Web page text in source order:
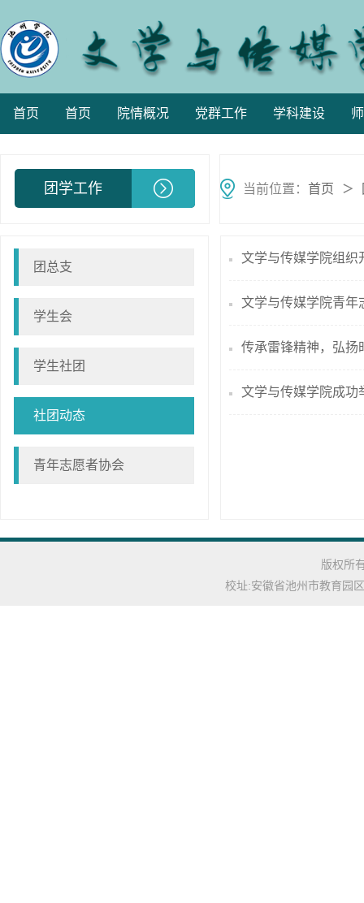
首页 首页 院情概况 党群工作 学科建设
团学工作 当前位置： 首页 ＞
团总支
学生会
学生社团
社团动态
青年志愿者协会
文学与传媒学院组织
文学与传媒学院青年
传承雷锋精神，弘
文学与传媒学院成功
版权所
校址:安徽省池州市教育园